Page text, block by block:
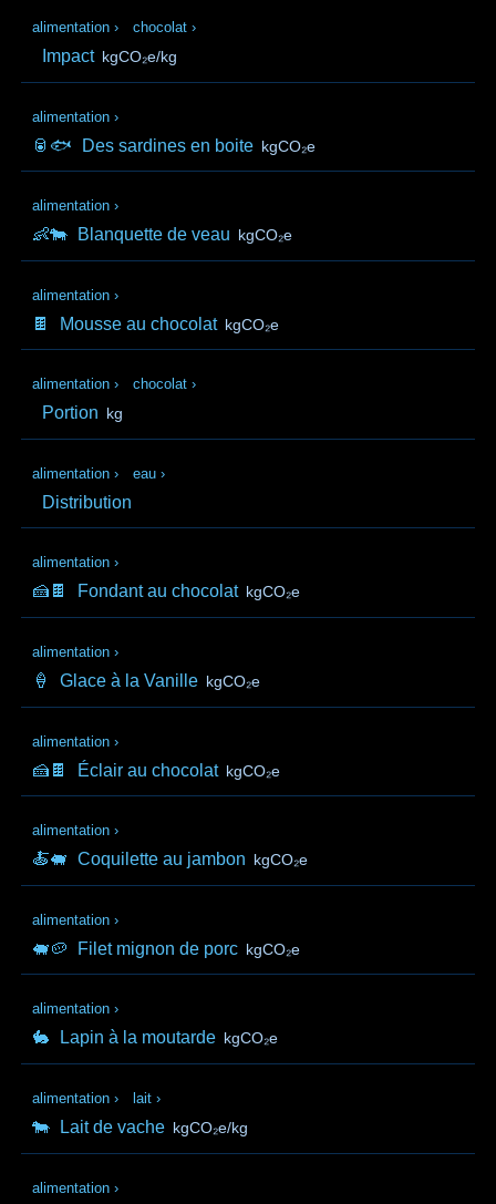
alimentation › chocolat ›
Impact kgCO₂e/kg
alimentation ›
🥫🐟 Des sardines en boite kgCO₂e
alimentation ›
👶🐄 Blanquette de veau kgCO₂e
alimentation ›
🍫 Mousse au chocolat kgCO₂e
alimentation › chocolat ›
Portion kg
alimentation › eau ›
Distribution
alimentation ›
🍰🍫 Fondant au chocolat kgCO₂e
alimentation ›
🍦 Glace à la Vanille kgCO₂e
alimentation ›
🍰🍫 Éclair au chocolat kgCO₂e
alimentation ›
🍝🐖 Coquilette au jambon kgCO₂e
alimentation ›
🐖🥔 Filet mignon de porc kgCO₂e
alimentation ›
🐇 Lapin à la moutarde kgCO₂e
alimentation › lait ›
🐄 Lait de vache kgCO₂e/kg
alimentation ›